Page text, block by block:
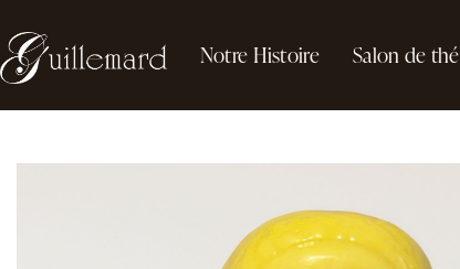
Notre Histoire Salon de thé